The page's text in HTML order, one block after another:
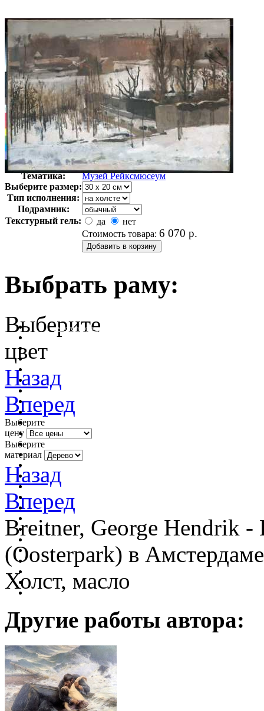
Автор:
Неизвестно
Арт-стиль
Голландская живопись
Тематика:
Музей Рейксмюсеум
Выберите размер:
Тип исполнения:
Подрамник:
Текстурный гель:
да
нет
Стоимость товара: 6 070 р.
Выбрать раму:
очистить фильтр цвета
Выберите
цвет
Назад
Вперед
Выберите
цену
Выберите
материал
Назад
Вперед
Breitner, George Hendrik
(Oosterpark) в
Холст, масло
Другие работы автора: